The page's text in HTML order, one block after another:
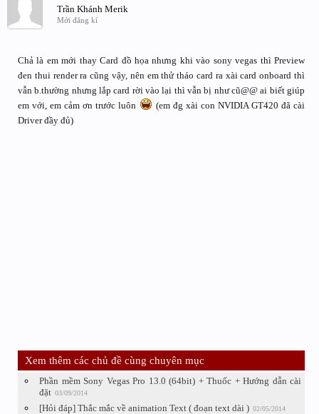
Trần Khánh Merik
Mới đăng kí
Chả là em mới thay Card đồ họa nhưng khi vào sony vegas thì Preview
đen thui render ra cũng vậy, nên em thử tháo card ra xài card onboard thì
vẫn b.thường nhưng lắp card rời vào lại thì vẫn bị như cũ@@ ai biết giúp
em với, em cảm ơn trước luôn
(em đg xài con NVIDIA GT420 đã cài
Driver đầy đủ)
Xem thêm các chủ đề cùng chuyên mục
Phần mềm Sony Vegas Pro 13.0 (64bit) + Thuốc + Hướng dẫn cài
đặt 03/09/2014
[Hỏi đáp] Thắc mắc về animation Text ( đoạn text dài ) 02/05/2014